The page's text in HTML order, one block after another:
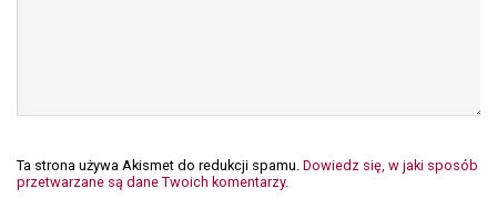
Ta strona używa Akismet do redukcji spamu. Dowiedz się, w jaki sposób
przetwarzane są dane Twoich komentarzy.